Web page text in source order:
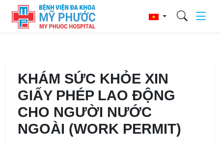
KHÁM SỨC KHỎE XIN
GIẤY PHÉP LAO ĐỘNG
CHO NGƯỜI NƯỚC
NGOÀI (WORK PERMIT)